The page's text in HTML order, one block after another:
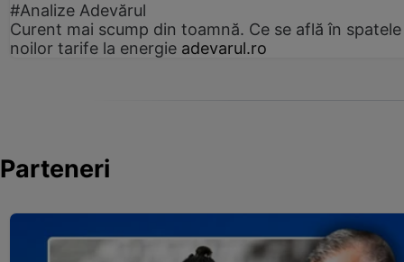
#Analize Adevărul
Curent mai scump din toamnă. Ce se află în spatele
noilor tarife la energie adevarul.ro
Parteneri